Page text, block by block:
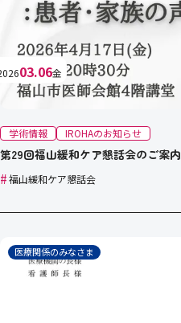
03.06金
学術情報 IROHAのお知らせ
第29回福山緩和ケア懇話会のご案内
#福山緩和ケア懇話会
医療関係のみなさま